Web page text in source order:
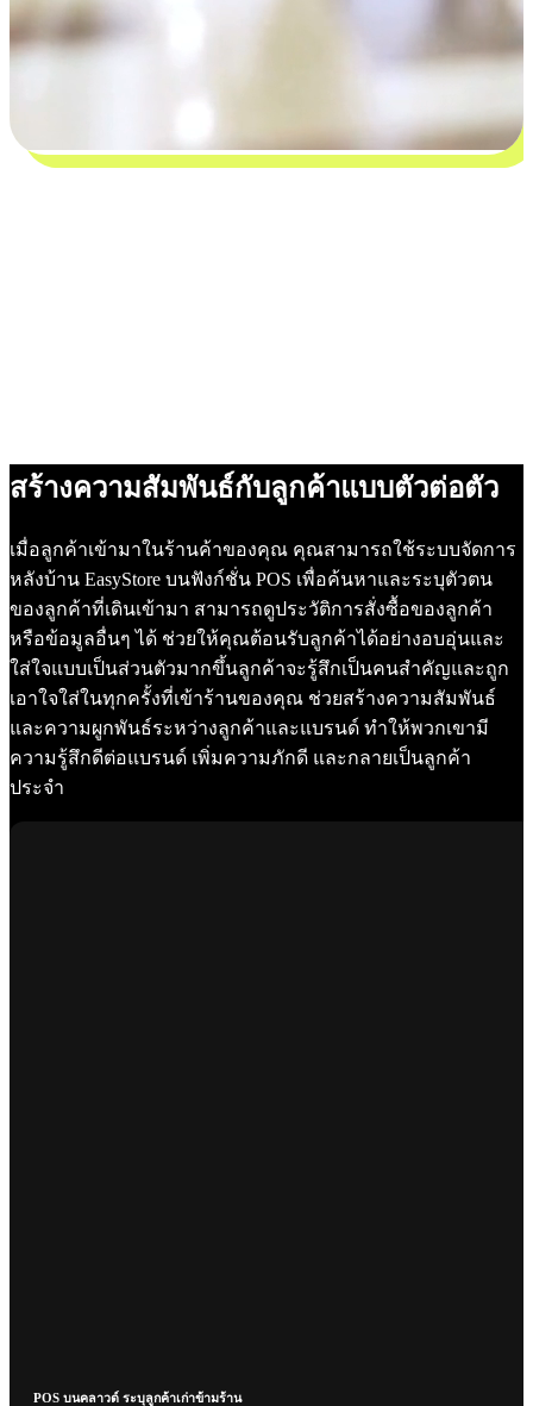
สร้างความสัมพันธ์กับลูกค้าแบบตัวต่อตัว
เมื่อลูกค้าเข้ามาในร้านค้าของคุณ คุณสามารถใช้ระบบจัดการ
หลังบ้าน EasyStore บนฟังก์ชั่น POS เพื่อค้นหาและระบุตัวตน
ของลูกค้าที่เดินเข้ามา สามารถดูประวัติการสั่งซื้อของลูกค้า
หรือข้อมูลอื่นๆ ได้ ช่วยให้คุณต้อนรับลูกค้าได้อย่างอบอุ่นและ
ใส่ใจแบบเป็นส่วนตัวมากขึ้นลูกค้าจะรู้สึกเป็นคนสำคัญและถูก
เอาใจใส่ในทุกครั้งที่เข้าร้านของคุณ ช่วยสร้างความสัมพันธ์
และความผูกพันธ์ระหว่างลูกค้าและแบรนด์ ทำให้พวกเขามี
ความรู้สึกดีต่อแบรนด์ เพิ่มความภักดี และกลายเป็นลูกค้า
ประจำ
POS บนคลาวด์ ระบุลูกค้าเก่าข้ามร้าน